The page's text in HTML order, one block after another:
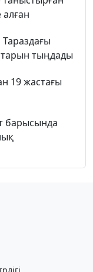
тыңдады
19 жастағы
барысында